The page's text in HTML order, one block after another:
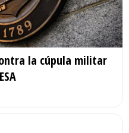
la cúpula militar